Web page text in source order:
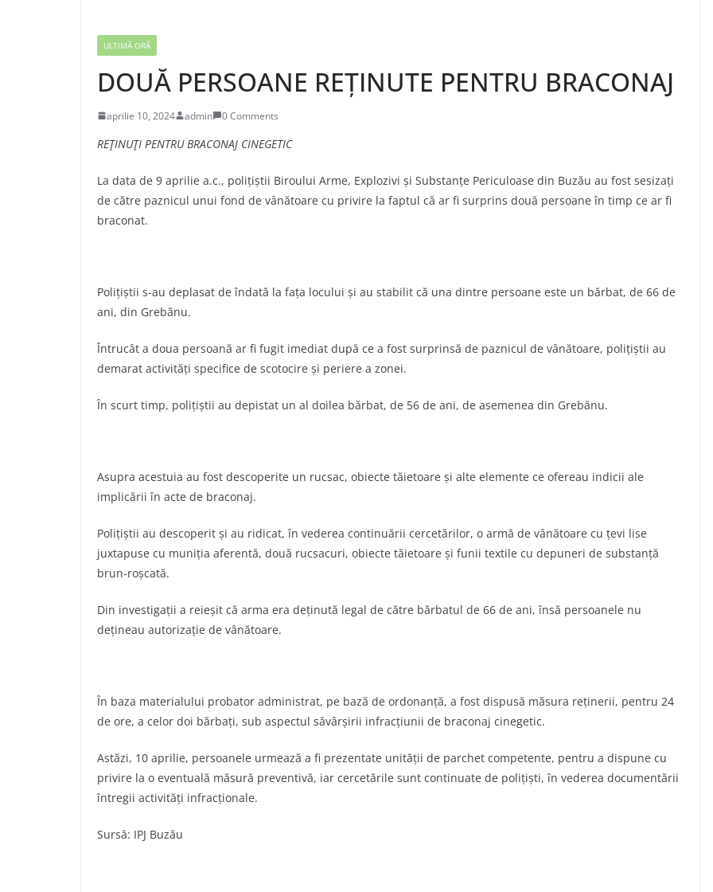
ULTIMĂ ORĂ
DOUĂ PERSOANE REȚINUTE PENTRU BRACONAJ
aprilie 10, 2024 admin 0 Comments
REŢINUŢI PENTRU BRACONAJ CINEGETIC
La data de 9 aprilie a.c., poliţiştii Biroului Arme, Explozivi şi Substanţe Periculoase din Buzău au fost sesizaţi
de către paznicul unui fond de vânătoare cu privire la faptul că ar fi surprins două persoane în timp ce ar fi
braconat.
Poliţiştii s-au deplasat de îndată la faţa locului şi au stabilit că una dintre persoane este un bărbat, de 66 de
ani, din Grebănu.
Întrucât a doua persoană ar fi fugit imediat după ce a fost surprinsă de paznicul de vânătoare, poliţiştii au
demarat activităţi specifice de scotocire şi periere a zonei.
În scurt timp, poliţiştii au depistat un al doilea bărbat, de 56 de ani, de asemenea din Grebănu.
Asupra acestuia au fost descoperite un rucsac, obiecte tăietoare şi alte elemente ce ofereau indicii ale
implicării în acte de braconaj.
Poliţiştii au descoperit şi au ridicat, în vederea continuării cercetărilor, o armă de vânătoare cu țevi lise
juxtapuse cu muniţia aferentă, două rucsacuri, obiecte tăietoare şi funii textile cu depuneri de substanţă
brun-roşcată.
Din investigaţii a reieşit că arma era deţinută legal de către bărbatul de 66 de ani, însă persoanele nu
dețineau autorizație de vânătoare.
În baza materialului probator administrat, pe bază de ordonanţă, a fost dispusă măsura reţinerii, pentru 24
de ore, a celor doi bărbaţi, sub aspectul săvârşirii infracţiunii de braconaj cinegetic.
Astăzi, 10 aprilie, persoanele urmează a fi prezentate unității de parchet competente, pentru a dispune cu
privire la o eventuală măsură preventivă, iar cercetările sunt continuate de poliţişti, în vederea documentării
întregii activităţi infracţionale.
Sursă: IPJ Buzău